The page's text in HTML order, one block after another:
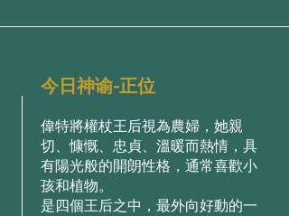
今日神谕-正位
偉特將權杖王后視為農婦，她親
切、慷慨、忠貞、溫暖⽽熱情，具
有陽光般的開朗性格，通常喜歡⼩
孩和植物。
是四個王后之中，最外向好動的⼀